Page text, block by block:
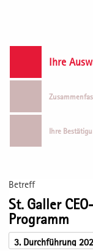
Ihre
Ihre
Betreff
St. Galler
Programm